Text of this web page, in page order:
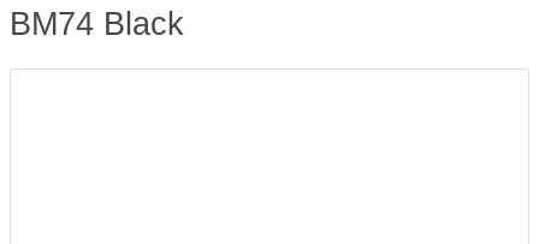
BM74 Black